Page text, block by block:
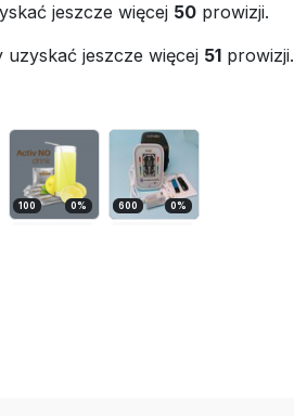
jeszcze więcej 50prowizji.
jeszcze więcej 51prowizji.
100 0% 600 0%